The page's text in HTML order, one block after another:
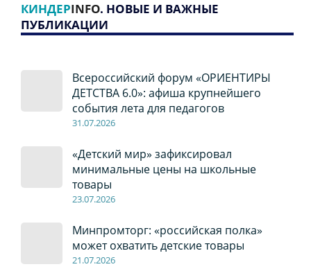
КИНДЕРINFO. НОВЫЕ И ВАЖНЫЕ
ПУБЛИКАЦИИ
Всероссийский форум «ОРИЕНТИРЫ
ДЕТСТВА 6.0»: афиша крупнейшего
события лета для педагогов
31.07.2026
«Детский мир» зафиксировал
минимальные цены на школьные
товары
23.07.2026
Минпромторг: «российская полка»
может охватить детские товары
21.07.2026